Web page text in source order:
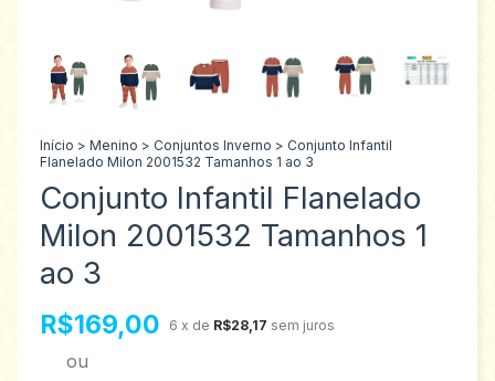
Início > Menino > Conjuntos Inverno > Conjunto Infantil
Flanelado Milon 2001532 Tamanhos 1 ao 3
Conjunto Infantil Flanelado
Milon 2001532 Tamanhos 1
ao 3
R$169,00 6 x de R$28,17 sem juros
ou